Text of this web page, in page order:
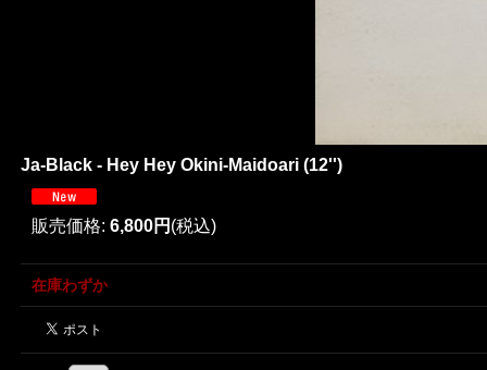
Ja-Black - Hey Hey Okini-Maidoari (12'')
販売価格: 6,800円 (税込)
在庫わずか